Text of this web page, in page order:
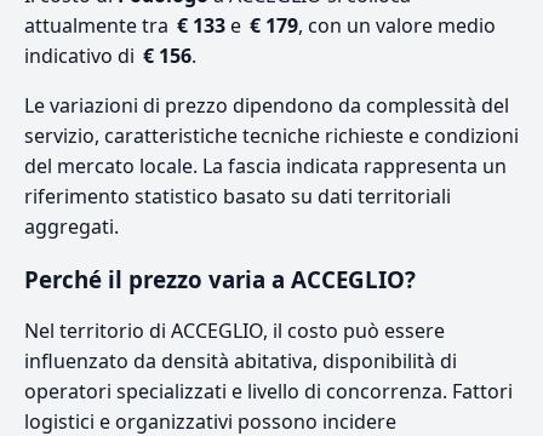
attualmente tra € 133e € 179, con un valore medio
indicativo di € 156.
Le variazioni di prezzo dipendono da complessità del
servizio, caratteristiche tecniche richieste e condizioni
del mercato locale. La fascia indicata rappresenta un
riferimento statistico basato su dati territoriali
aggregati.
Perché il prezzo varia a ACCEGLIO?
Nel territorio di ACCEGLIO, il costo può essere
influenzato da densità abitativa, disponibilità di
operatori specializzati e livello di concorrenza. Fattori
logistici e organizzativi possono incidere